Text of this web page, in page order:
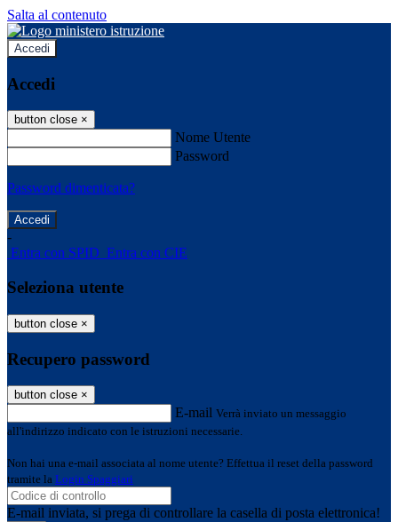
Salta al contenuto
Accedi
Accedi
button close ×
Nome Utente
Password
Password dimenticata?
-
Entra con SPID Entra con CIE
Seleziona utente
button close ×
Recupero password
button close ×
E-mail Verrà inviato un messaggio
all'indirizzo indicato con le istruzioni necessarie.
Non hai una e-mail associata al nome utente? Effettua il reset della password
tramite la Login Spaggiari
E-mail inviata, si prega di controllare la casella di posta elettronica!